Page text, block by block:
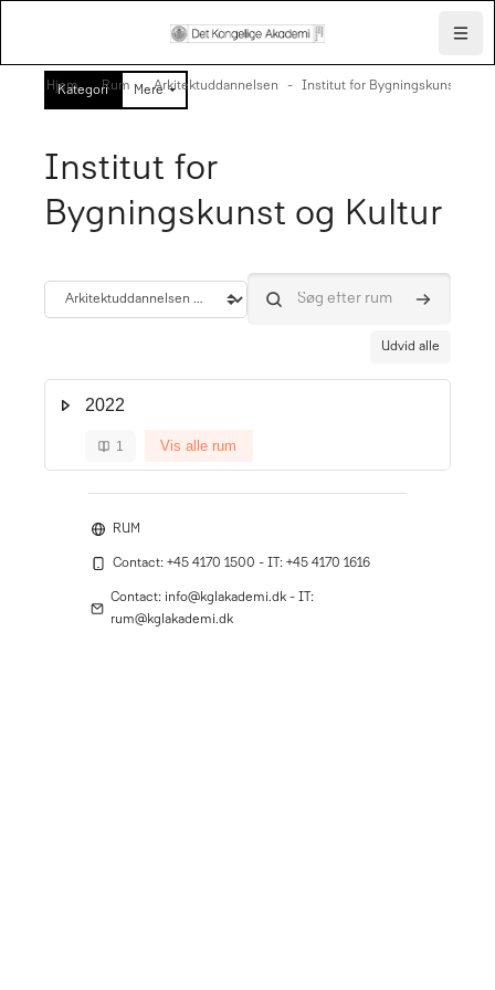
Hjem Rum Arkitektuddannelsen Institut for Bygningskunst og
Kategori Mere
Institut for
Bygningskunst og Kultur
Kategori Søg efter rum Søg efter
Udvid alle
2022
1 Vis alle rum
RUM
Contact: +45 4170 1500 - IT: +45 4170 1616
Contact: info@kglakademi.dk - IT:
rum@kglakademi.dk